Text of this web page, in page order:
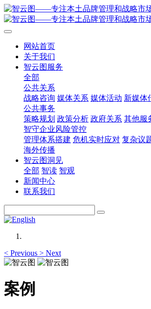
网站首页
关于我们
智云图服务
全部
公共关系
战略咨询 媒体关系 媒体活动 新媒体
公共事务
策略规划 政策分析 政府关系 其他服
智守企业风险管控
管理体系搭建 危机实时应对 复杂议
海外传播
智云图洞见
全部 智读 智观
新闻中心
联系我们
< Previous > Next
案例